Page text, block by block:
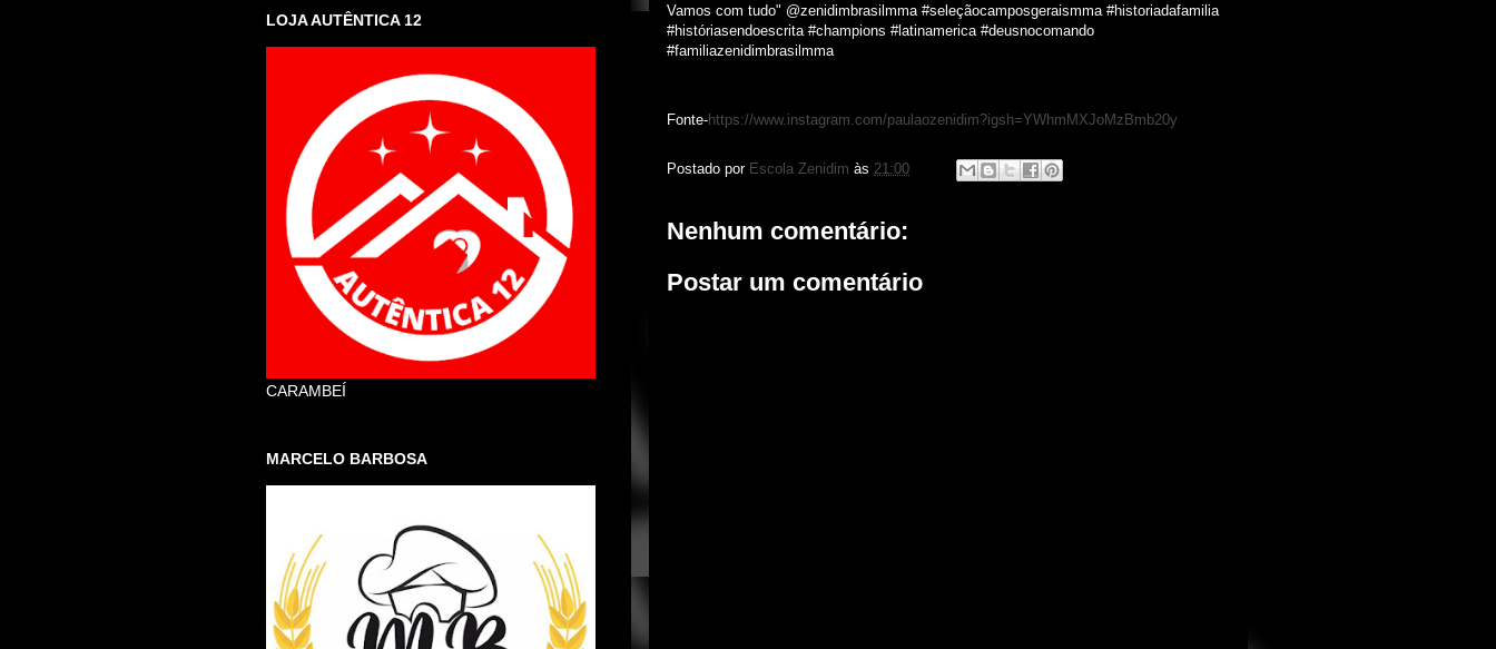
Vamos com tudo" @zenidimbrasilmma #seleçãocamposgeraismma #historiadafamilia
#históriasendoescrita #champions #latinamerica #deusnocomando
#familiazenidimbrasilmma
Fonte-https://www.instagram.com/paulaozenidim?igsh=YWhmMXJoMzBmb20y
Postado por Escola Zenidim às 21:00
Nenhum comentário:
Postar um comentário
LOJA AUTÊNTICA 12
CARAMBEÍ
MARCELO BARBOSA